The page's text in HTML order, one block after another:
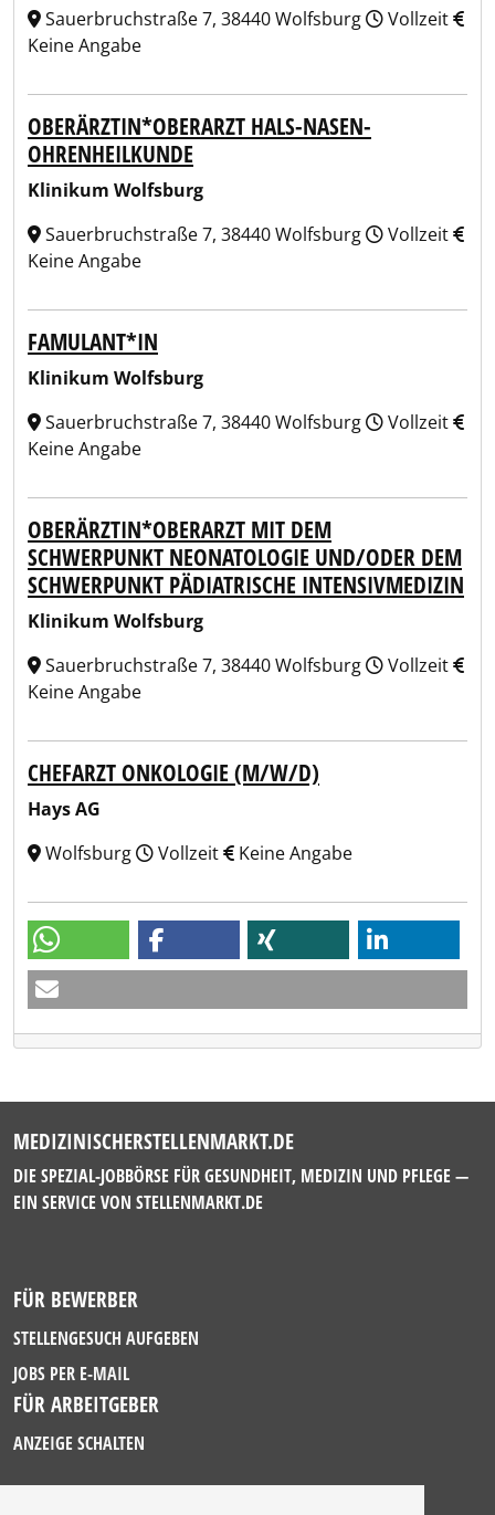
Sauerbruchstraße 7, 38440 Wolfsburg
Vollzeit
Keine Angabe
OBERÄRZTIN*OBERARZT HALS-NASEN-
OHRENHEILKUNDE
Klinikum Wolfsburg
Sauerbruchstraße 7, 38440 Wolfsburg
Vollzeit
Keine Angabe
FAMULANT*IN
Klinikum Wolfsburg
Sauerbruchstraße 7, 38440 Wolfsburg
Vollzeit
Keine Angabe
OBERÄRZTIN*OBERARZT MIT DEM
SCHWERPUNKT NEONATOLOGIE UND/ODER DEM
SCHWERPUNKT PÄDIATRISCHE INTENSIVMEDIZIN
Klinikum Wolfsburg
Sauerbruchstraße 7, 38440 Wolfsburg
Vollzeit
Keine Angabe
CHEFARZT ONKOLOGIE (M/W/D)
Hays AG
Wolfsburg
Vollzeit Keine Angabe
MEDIZINISCHERSTELLENMARKT.DE
DIE SPEZIAL-JOBBÖRSE FÜR GESUNDHEIT, MEDIZIN UND PFLEGE —
EIN SERVICE VON STELLENMARKT.DE
FÜR BEWERBER
STELLENGESUCH AUFGEBEN
JOBS PER E-MAIL
FÜR ARBEITGEBER
ANZEIGE SCHALTEN